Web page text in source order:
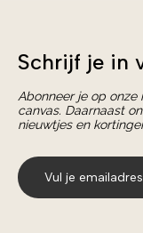
Schrijf je in
Abonneer je op onze
canvas. Daarnaast
nieuwtjes en